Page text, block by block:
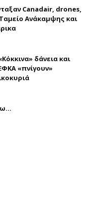
Canadair, drones,
Ανάκαμψης και
δάνεια και
«πνίγουν»